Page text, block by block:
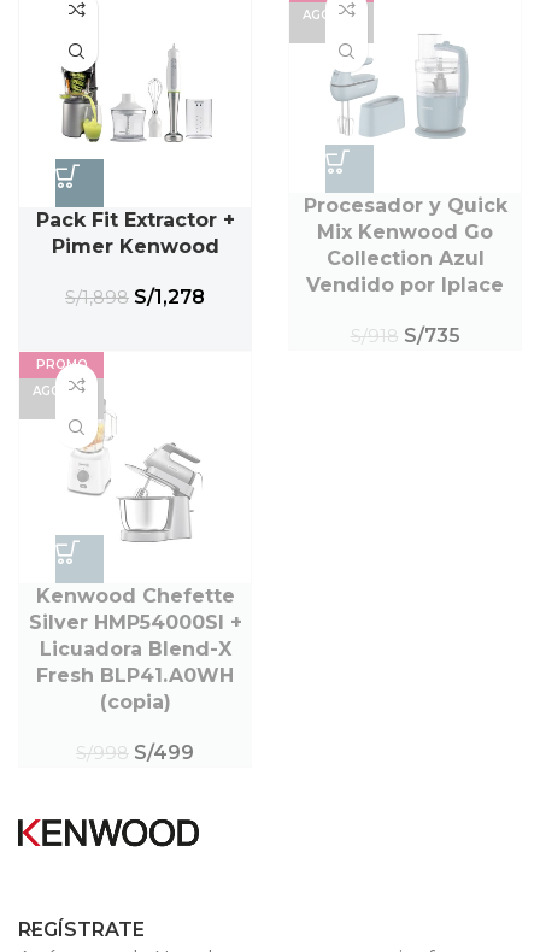
Pack Fit Extractor +
Pimer Kenwood
S/1,898 S/1,278
AGOTAD
Procesador y Quick
Mix Kenwood Go
Collection Azul
Vendido por Iplace
S/918 S/735
PROMO
AGOTAD
Kenwood Chefette
Silver HMP54000SI +
Licuadora Blend-X
Fresh BLP41.A0WH
(copia)
S/998 S/499
REGÍSTRATE